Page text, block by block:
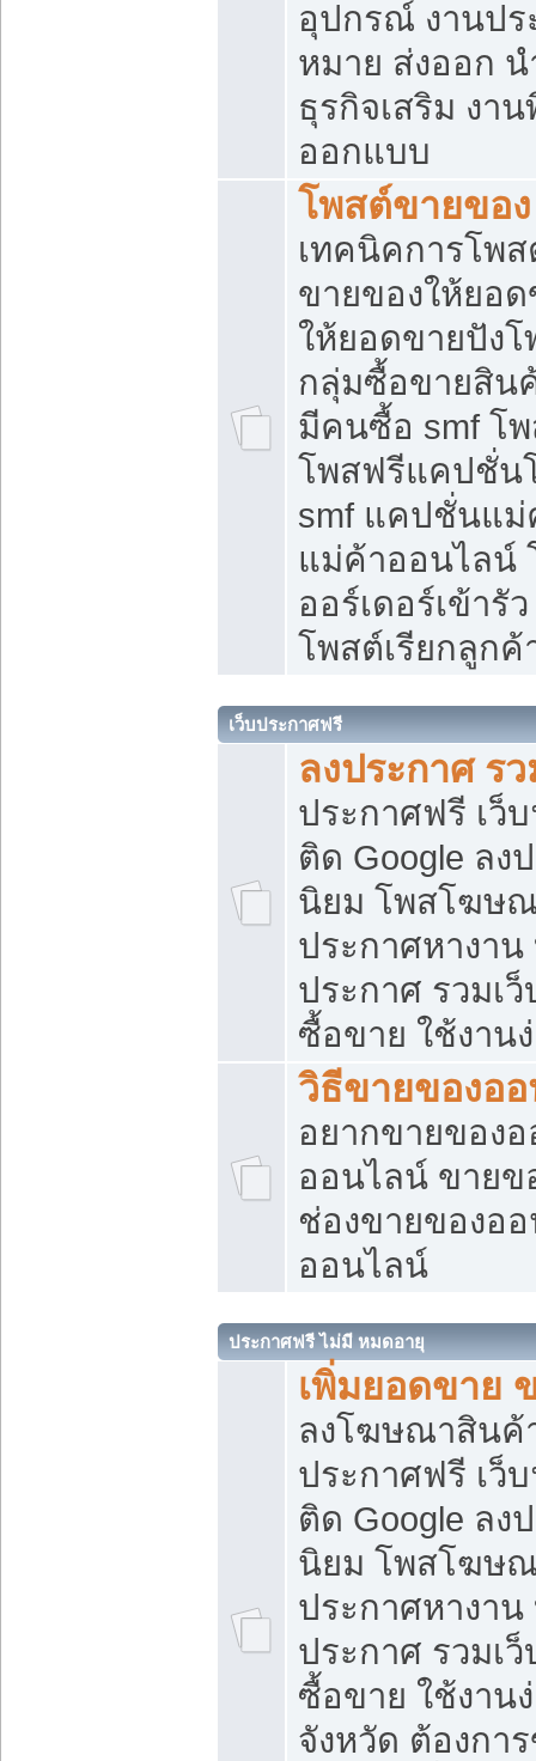
อุปกรณ์ งานป
หมาย ส่งออก น
ธุรกิจเสริม งา
ออกแบบ
โพสต์ขายของ
เทคนิคการโพ
ขายของให้ยอ
ให้ยอดขายปัง
กลุ่มซื้อขายสิน
มีคนซื้อ smf โ
โพสฟรีแคปชั่น
smf แคปชั่นแ
แม่ค้าออนไลน์
ออร์เดอร์เข้ารั
โพสต์เรียกลูกค้
เว็บประกาศฟรี
ลงประกาศ ร
ประกาศฟรี เว็
ติด Google ลง
นิยม โพสโฆษ
ประกาศหางาน
ประกาศ รวมเ
ซื้อขาย ใช้งาน
วิธีขายของอ
อยากขายของ
ออนไลน์ ขายข
ช่องขายของอ
ออนไลน์
ประกาศฟรี ไม่มี หมดอายุ
เพิ่มยอดขาย
ลงโฆษณาสิน
ประกาศฟรี เว็
ติด Google ลง
นิยม โพสโฆษ
ประกาศหางาน
ประกาศ รวมเ
ซื้อขาย ใช้งาน
จังหวัด ต้องกา